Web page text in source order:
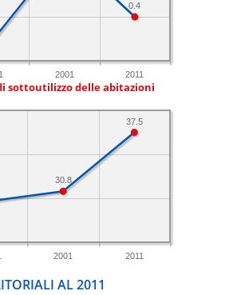
2001 2011
0.4
sottoutilizzo delle abitazioni
2001 2011
37.5
30.8
AL 2011